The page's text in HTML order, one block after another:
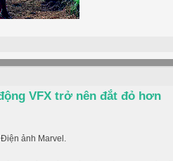
VFX trở nên đắt đỏ hơn
ảnh Marvel.